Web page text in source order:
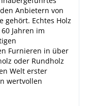
Anbietern von
gehört. Echtes Holz
Jahren im
Furnieren in über
oder Rundholz
Welt erster
wertvollen